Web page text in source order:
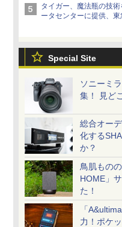
タイガー、魔法瓶の技
ータセンターに提供、
で 「ステンレス密封真
Special Site
ソニーミ
集！ 見ど
総合オー
化する
か？
鳥肌もの
HOME」
た！
「
力！ポケ